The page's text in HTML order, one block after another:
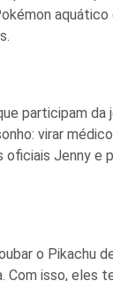
aquático
participam da
virar médico
oficiais Jenny e
o Pikachu
Com isso, eles